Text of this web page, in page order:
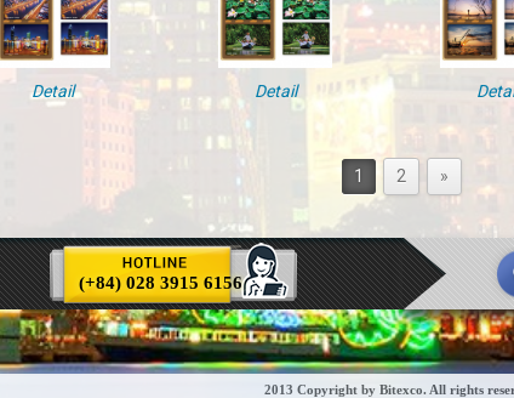
(+84) 028 3915 6156
Detail Detail
1 2 »
2013 Copyright by Bitexco. All rights